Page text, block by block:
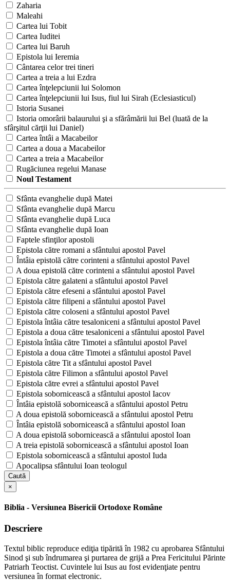
Zaharia
Maleahi
Cartea lui Tobit
Cartea Iuditei
Cartea lui Baruh
Epistola lui Ieremia
Cântarea celor trei tineri
Cartea a treia a lui Ezdra
Cartea înţelepciunii lui Solomon
Cartea înţelepciunii lui Isus, fiul lui Sirah (Eclesiasticul)
Istoria Susanei
Istoria omorârii balaurului şi a sfărâmării lui Bel (luată de la
sfârşitul cărţii lui Daniel)
Cartea întâi a Macabeilor
Cartea a doua a Macabeilor
Cartea a treia a Macabeilor
Rugăciunea regelui Manase
Noul Testament
Sfânta evanghelie după Matei
Sfânta evanghelie după Marcu
Sfânta evanghelie după Luca
Sfânta evanghelie după Ioan
Faptele sfinţilor apostoli
Epistola către romani a sfântului apostol Pavel
Întâia epistolă către corinteni a sfântului apostol Pavel
A doua epistolă către corinteni a sfântului apostol Pavel
Epistola către galateni a sfântului apostol Pavel
Epistola către efeseni a sfântului apostol Pavel
Epistola către filipeni a sfântului apostol Pavel
Epistola către coloseni a sfântului apostol Pavel
Epistola întâia către tesaloniceni a sfântului apostol Pavel
Epistola a doua către tesaloniceni a sfântului apostol Pavel
Epistola întâia către Timotei a sfântului apostol Pavel
Epistola a doua către Timotei a sfântului apostol Pavel
Epistola către Tit a sfântului apostol Pavel
Epistola către Filimon a sfântului apostol Pavel
Epistola către evrei a sfântului apostol Pavel
Epistola sobornicească a sfântului apostol Iacov
Întâia epistolă sobornicească a sfântului apostol Petru
A doua epistolă sobornicească a sfântului apostol Petru
Întâia epistolă sobornicească a sfântului apostol Ioan
A doua epistolă sobornicească a sfântului apostol Ioan
A treia epistolă sobornicească a sfântului apostol Ioan
Epistola sobornicească a sfântului apostol Iuda
Apocalipsa sfântului Ioan teologul
Caută
×
Biblia - Versiunea Bisericii Ortodoxe Române
Descriere
Textul biblic reproduce ediţia tipărită în 1982 cu aprobarea Sfântului
Sinod şi sub îndrumarea şi purtarea de grijă a Prea Fericitului Părinte
Patriarh Teoctist. Cuvintele lui Isus au fost evidenţiate pentru
versiunea în format electronic.